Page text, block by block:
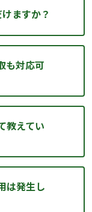
ますか？
も対応可
教えてい
は発生し